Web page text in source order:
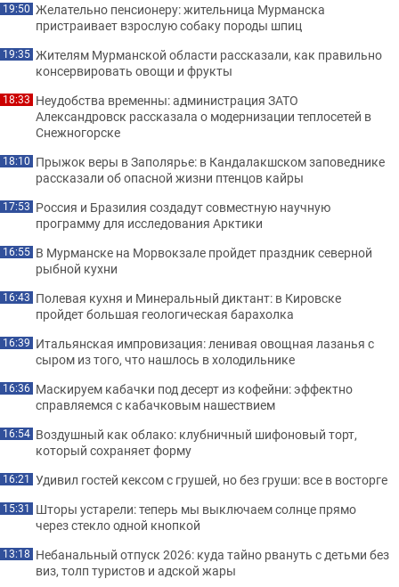
19:50 Желательно пенсионеру: жительница Мурманска
пристраивает взрослую собаку породы шпиц
19:35 Жителям Мурманской области рассказали, как правильно
консервировать овощи и фрукты
18:33 Неудобства временны: администрация ЗАТО
Александровск рассказала о модернизации теплосетей в
Снежногорске
18:10 Прыжок веры в Заполярье: в Кандалакшском заповеднике
рассказали об опасной жизни птенцов кайры
17:53 Россия и Бразилия создадут совместную научную
программу для исследования Арктики
16:55 В Мурманске на Морвокзале пройдет праздник северной
рыбной кухни
16:43 Полевая кухня и Минеральный диктант: в Кировске
пройдет большая геологическая барахолка
16:39 Итальянская импровизация: ленивая овощная лазанья с
сыром из того, что нашлось в холодильнике
16:36 Маскируем кабачки под десерт из кофейни: эффектно
справляемся с кабачковым нашествием
16:54 Воздушный как облако: клубничный шифоновый торт,
который сохраняет форму
16:21 Удивил гостей кексом с грушей, но без груши: все в восторге
15:31 Шторы устарели: теперь мы выключаем солнце прямо
через стекло одной кнопкой
13:18 Небанальный отпуск 2026: куда тайно рвануть с детьми без
виз, толп туристов и адской жары